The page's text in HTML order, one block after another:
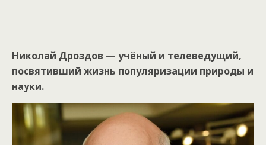
Николай Дроздов — учёный и телеведущий,
посвятивший жизнь популяризации природы и
науки.